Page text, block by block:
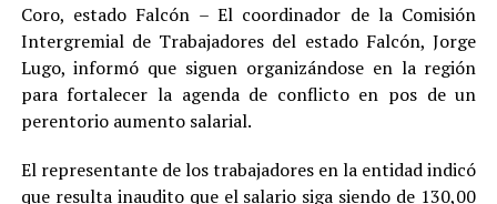
Coro, estado Falcón – El coordinador de la Comisión
Intergremial de Trabajadores del estado Falcón, Jorge
Lugo, informó que siguen organizándose en la región
para fortalecer la agenda de conflicto en pos de un
perentorio aumento salarial.
El representante de los trabajadores en la entidad indicó
que resulta inaudito que el salario siga siendo de 130,00